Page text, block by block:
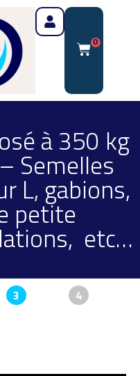
0
à 350 kg
Semelles
L, gabions,
petite
etc…
3 4